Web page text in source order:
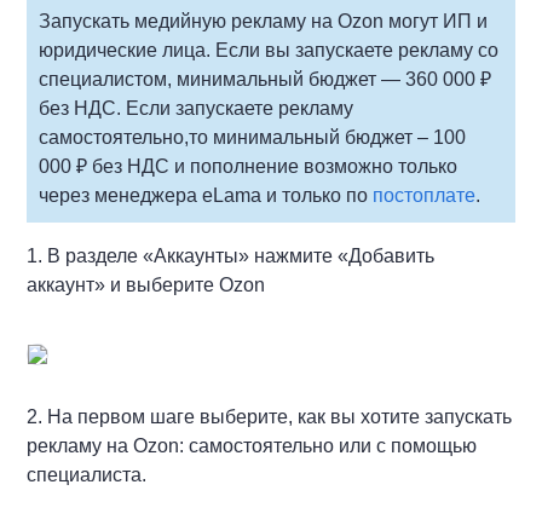
Запускать медийную рекламу на Ozon могут ИП и
юридические лица. Если вы запускаете рекламу со
специалистом, минимальный бюджет — 360 000 ₽
без НДС. Если запускаете рекламу
самостоятельно,то минимальный бюджет – 100
000 ₽ без НДС и пополнение возможно только
через менеджера eLama и только по постоплате.
1. В разделе «Аккаунты» нажмите «Добавить
аккаунт» и выберите Ozon
2. На первом шаге выберите, как вы хотите запускать
рекламу на Ozon: самостоятельно или с помощью
специалиста.